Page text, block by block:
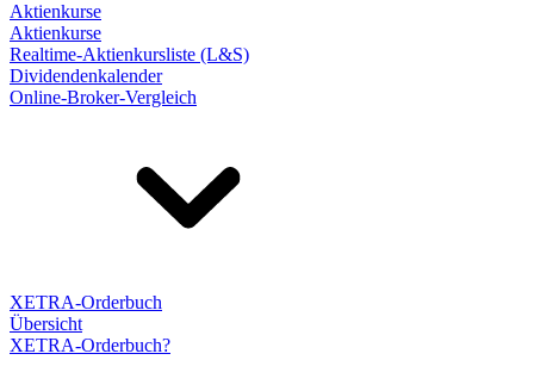
Aktienkurse
Aktienkurse
Realtime-Aktienkursliste (L&S)
Dividendenkalender
Online-Broker-Vergleich
XETRA-Orderbuch
Übersicht
XETRA-Orderbuch?